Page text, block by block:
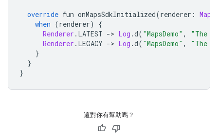
override fun onMapsSdkInitialized(renderer :
when (renderer)
{
Renderer . LATEST -> Log .d( "MapsDemo" ,
"The
Renderer . LEGACY -> Log .d( "MapsDemo" ,
"The
}
}
}
這對你有幫助嗎？